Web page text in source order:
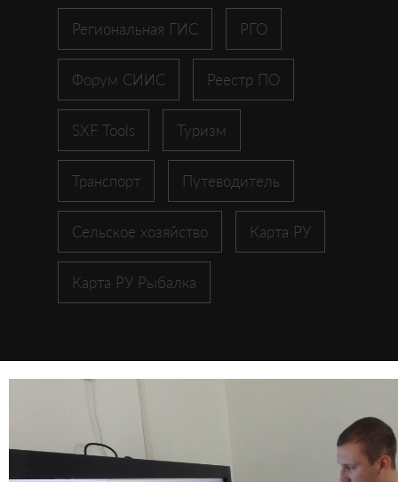
Региональная ГИС РГО
Форум СИИС Реестр ПО
SXF Tools Туризм
Транспорт Путеводитель
Сельское хозяйство Карта РУ
Карта РУ Рыбалка